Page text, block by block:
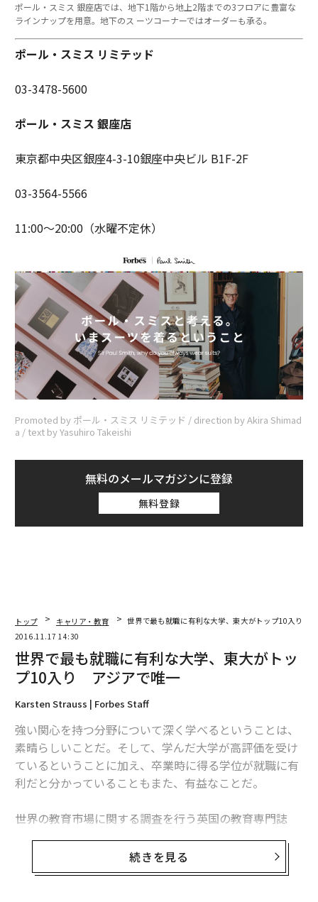
ポール・スミス 銀座店では、地下1階から地上2階までの3フロアに豊富な
ラインナップを用意。地下のス ーツコーナーではオーダーも承る。
ポール・スミス リミテッド
03-3478-5600
ポール・スミス 銀座店
東京都中央区銀座4-3-10銀座中央ビル B1F-2F
03-3564-5566
11:00〜20:00（水曜不定休）
Promoted by ポール・スミス リミテッド / direction by Akira Shimad
a / text by Yasuhiro Takeishi
無料のメールマガジンに登録
無料登録
トップ キャリア・教育
世界で最も就職に有利な大学、東大がトップ10入り
2016.11.17 14:30
世界で最も就職に有利な大学、東大がトッ
プ10入り アジアで唯一
Karsten Strauss | Forbes Staff
強い関心を持つ分野について深く学べるということは、
素晴らしいことだ。そして、学んだ大学が高評価を受け
ているということに加え、卒業時に得る学位が就職に有
利だと分かっていることもまた、有益なことだ。
世界の教育市場に関する調査を行う英国の教育専門誌
「タイムズ・ハイヤー・エデュケーション（THE）」は
11月16日、「世界で最も就職に有利な大学ランキング」
を発表した。6回目となる今年、1位となったのはカリフ
続きを見る